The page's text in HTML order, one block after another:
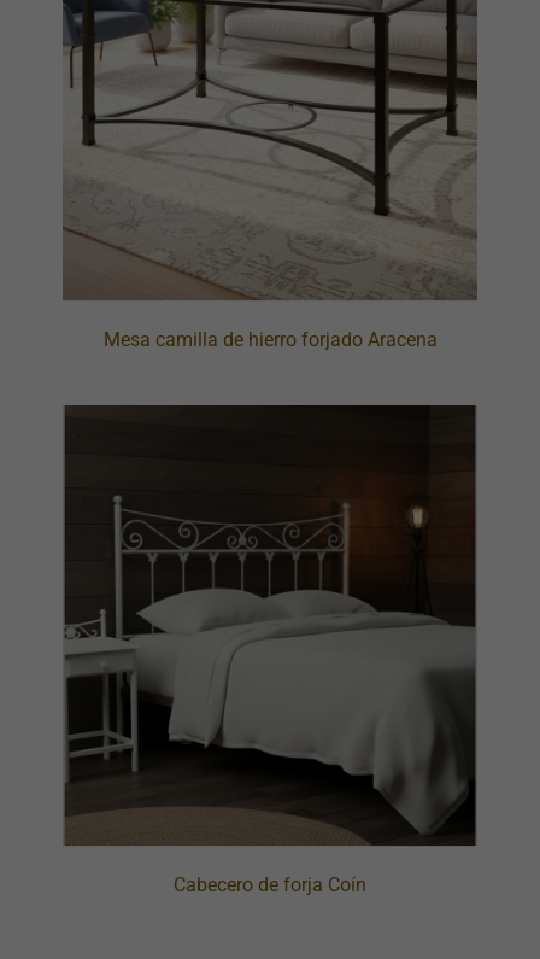
Mesa camilla de hierro forjado Aracena
Cabecero de forja Coín